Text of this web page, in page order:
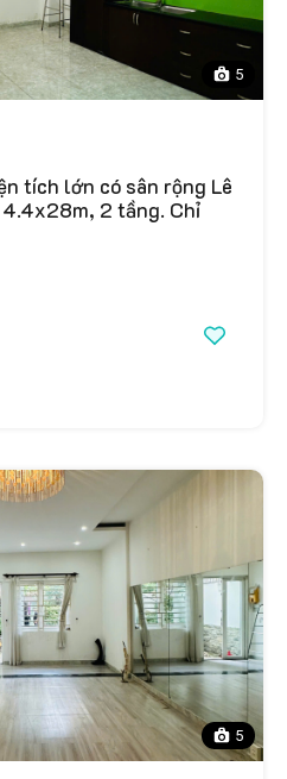
5
tích lớn có sân rộng Lê
4.4x28m, 2 tầng. Chỉ
5